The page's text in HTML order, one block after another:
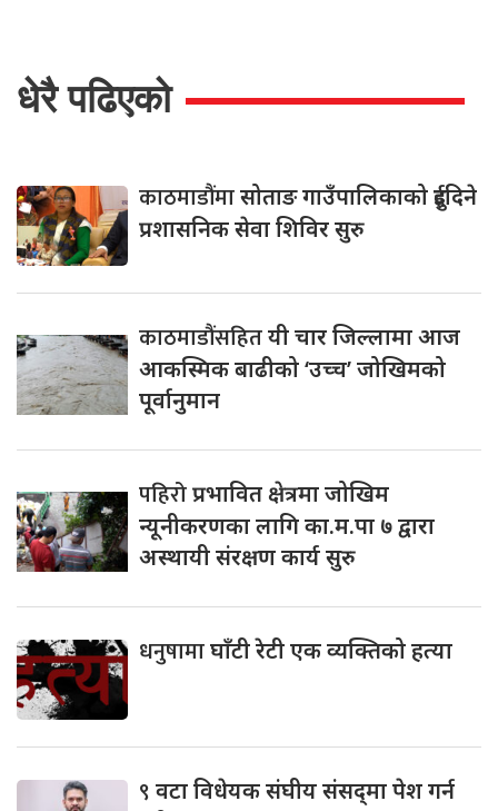
धेरै पढिएको
काठमाडौंमासोताङ गाउँपालिकाको दुईदिने
प्रशासनिक सेवा शिविर सुरु
काठमाडौंसहितयी चार जिल्लामा आज
आकस्मिक बाढीको ‘उच्च’ जोखिमको
पूर्वानुमान
पहिरोप्रभावित क्षेत्रमा जोखिम
न्यूनीकरणका लागि का.म.पा ७ द्वारा
अस्थायी संरक्षण कार्य सुरु
धनुषामाघाँटी रेटी एक व्यक्तिको हत्या
९ वटा विधेयक संघीय संसद्‌मा पेश गर्न